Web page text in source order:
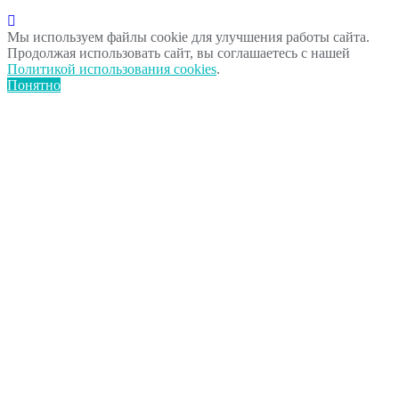
Мы используем файлы cookie для улучшения работы сайта.
Продолжая использовать сайт, вы соглашаетесь с нашей
Политикой использования cookies.
Понятно